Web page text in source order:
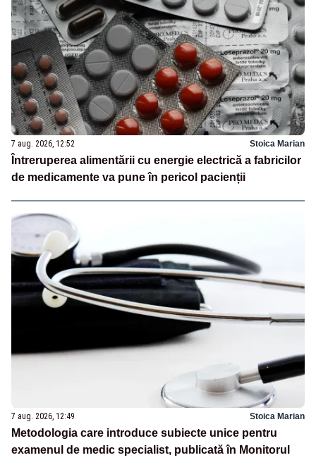
7 aug. 2026, 12:52 Stoica Marian
Întreruperea alimentării cu energie electrică a fabricilor
de medicamente va pune în pericol pacienții
7 aug. 2026, 12:49 Stoica Marian
Metodologia care introduce subiecte unice pentru
examenul de medic specialist, publicată în Monitorul